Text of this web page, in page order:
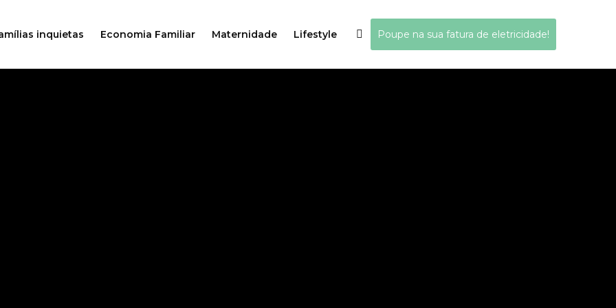
inquietas Economia Familiar Maternidade Lifestyle Poupe na sua fatura de eletricidade!